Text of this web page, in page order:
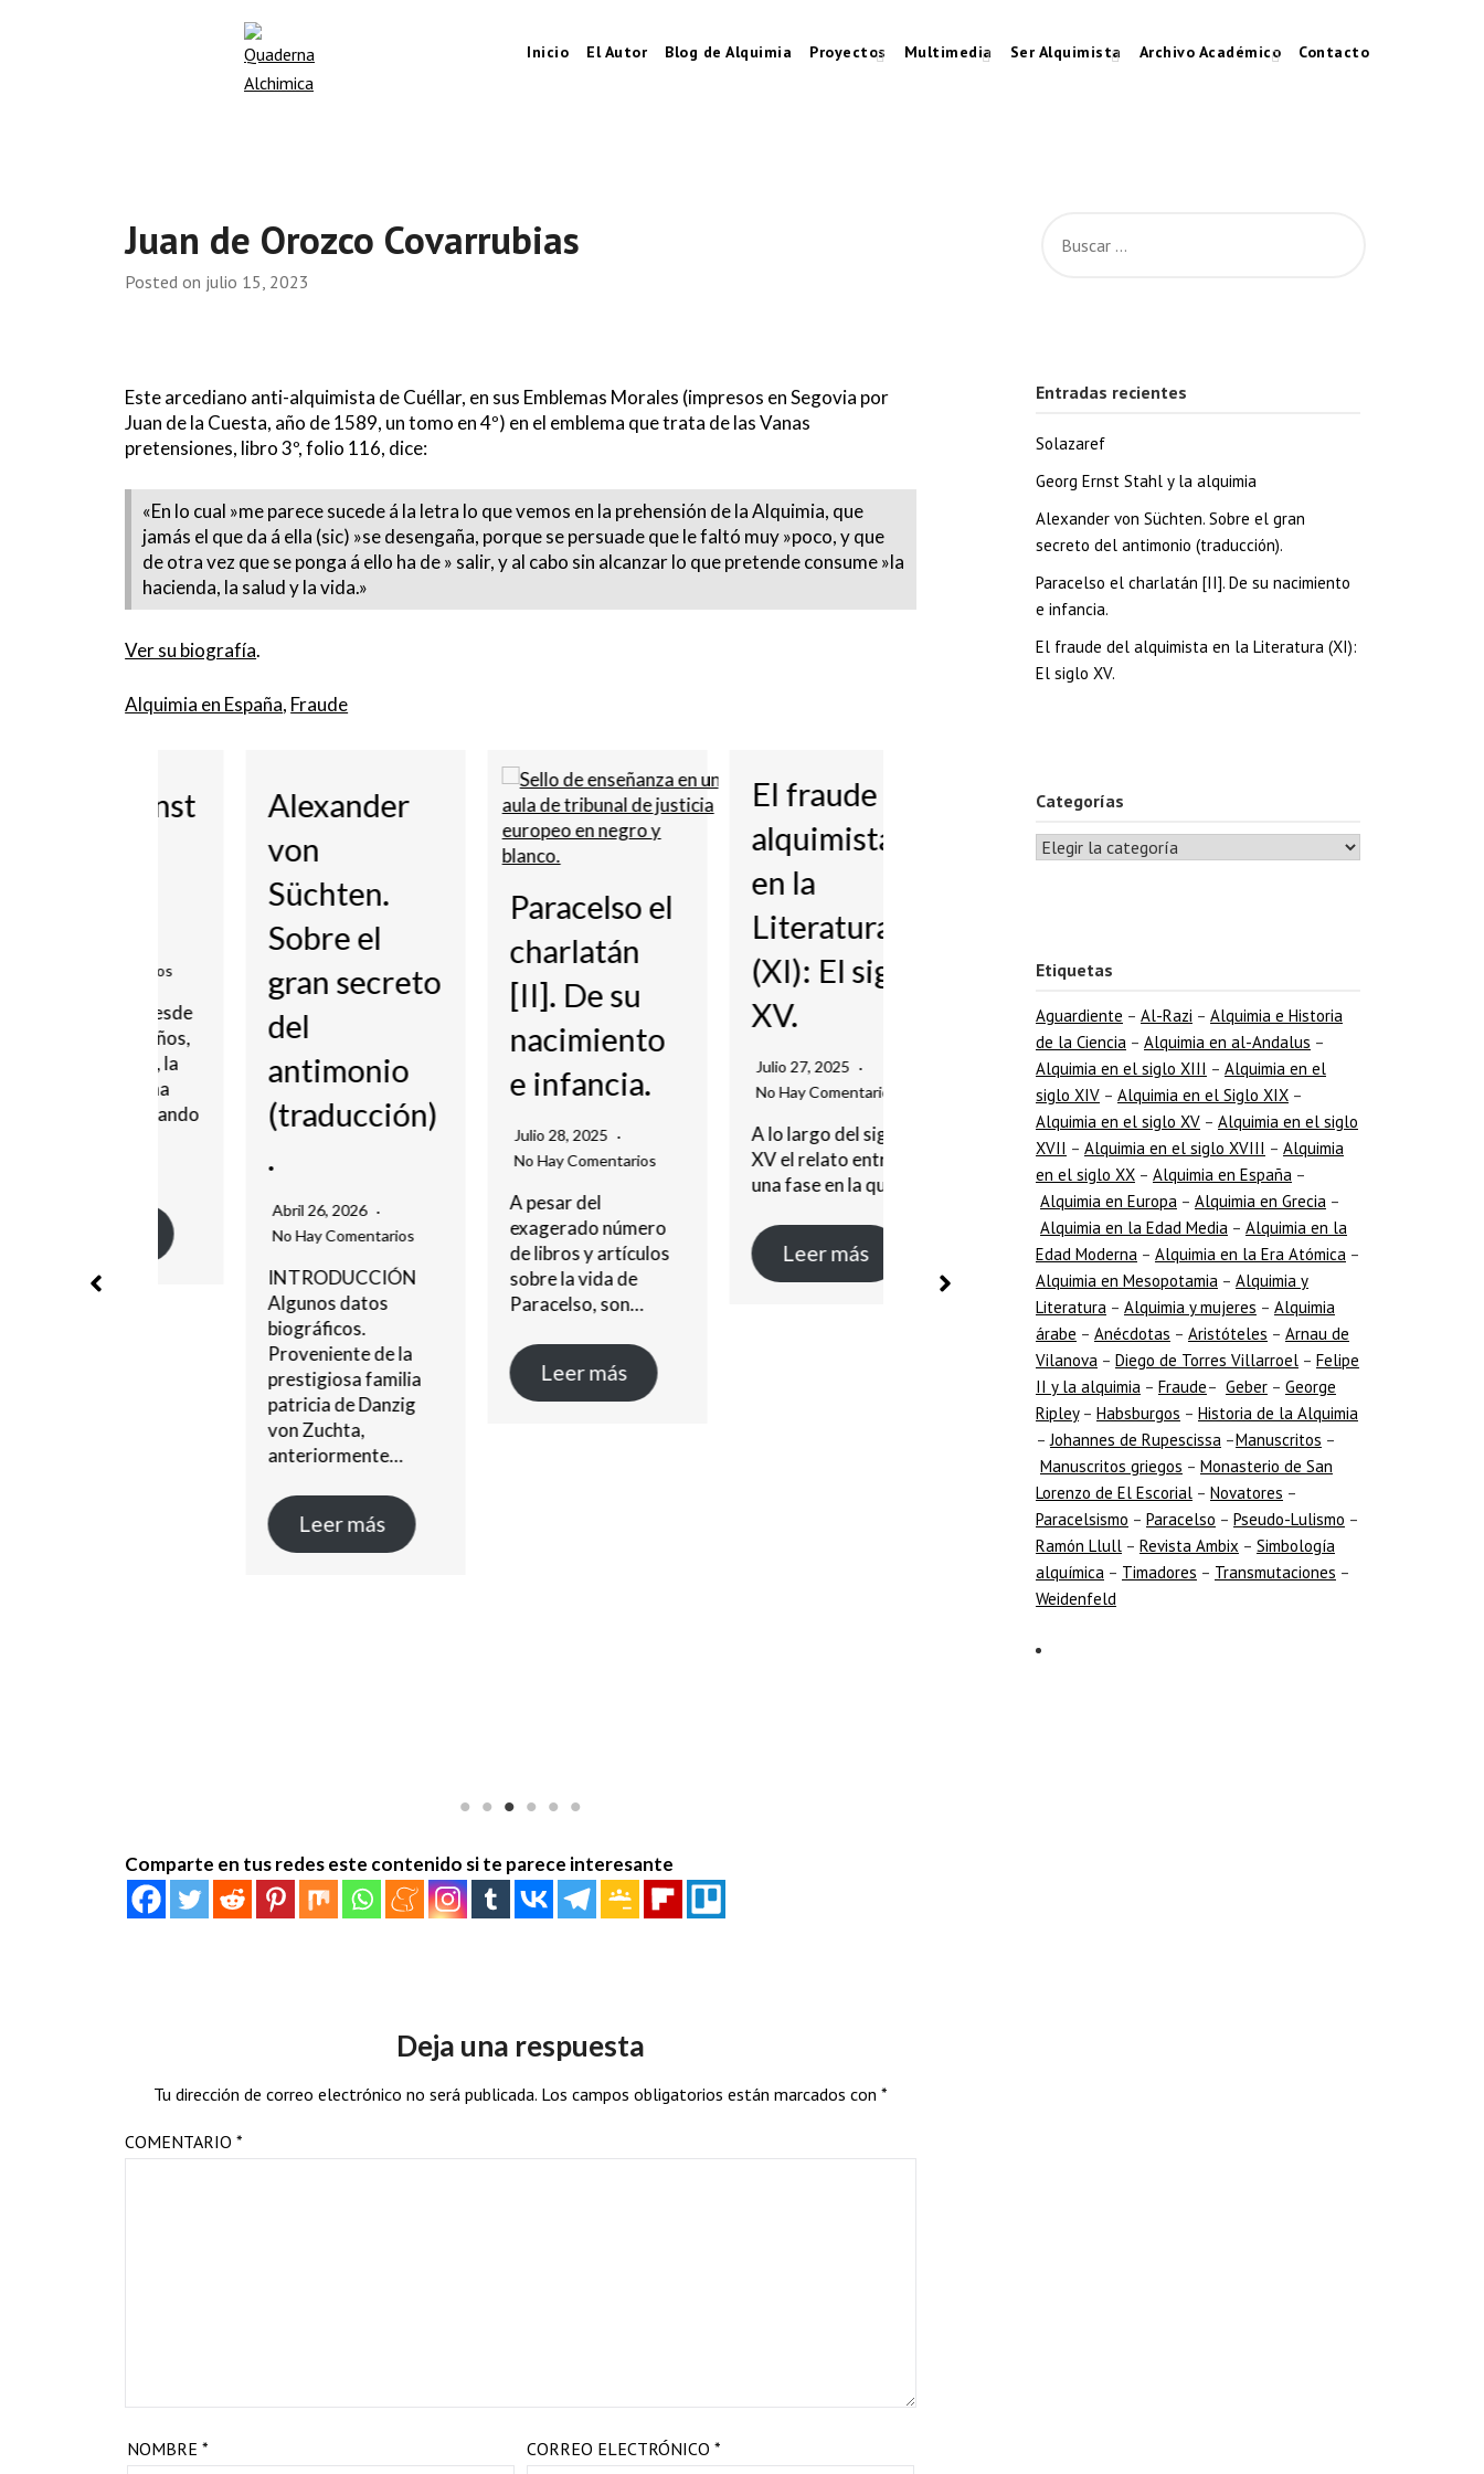
Inicio El Autor Blog de Alquimia Proyectos Multimedia Ser Alquimista Archivo Académico Contacto
Juan de Orozco Covarrubias
Posted on julio 15, 2023
Este arcediano anti-alquimista de Cuéllar, en sus Emblemas Morales (impresos en Segovia por
Juan de la Cuesta, año de 1589, un tomo en 4º) en el emblema que trata de las Vanas
pretensiones, libro 3º, folio 116, dice:
«En lo cual »me parece sucede á la letra lo que vemos en la prehensión de la Alquimia, que
jamás el que da á ella (sic) »se desengaña, porque se persuade que le faltó muy »poco, y que
de otra vez que se ponga á ello ha de » salir, y al cabo sin alcanzar lo que pretende consume »la
hacienda, la salud y la vida.»
Ver su biografía.
Alquimia en España, Fraude
Alexander
Süchten.
Sobre el
gran secreto
del
antimonio
(traducción)
Abril 26, 2026
No Hay Comentarios
INTRODUCCIÓN
Algunos datos
biográficos.
Proveniente de la
prestigiosa familia
patricia de Danzig
von Zuchta,
anteriormente…
Leer más
Paracelso el
charlatán
[II]. De su
nacimiento
e infancia.
Julio 28, 2025
No Hay Comentarios
A pesar del
exagerado número
de libros y artículos
sobre la vida de
Paracelso, son…
Leer más
El fraude del
alquimista
Literatura
(XI): El siglo
Julio 27, 2025
No Hay Comentarios
A lo largo del siglo
XV el relato entra en
una fase en la que…
Leer más
Átomos y
No Hay Comentarios
Ya hemos hablado en
post anteriores
sobre Silas Bent
(1882-1945) y de su
entrevista. Pero…
Junio 19, 2026
comprar….
Leer más
Comparte en tus redes este contenido si te parece interesante
Deja una respuesta
Tu dirección de correo electrónico no será publicada. Los campos obligatorios están marcados con *
COMENTARIO*
NOMBRE * CORREO ELECTRÓNICO *
Entradas recientes
Solazaref
Georg Ernst Stahl y la alquimia
Alexander von Süchten. Sobre el gran
secreto del antimonio (traducción).
Paracelso el charlatán [II]. De su nacimiento
e infancia.
El fraude del alquimista en la Literatura (XI):
El siglo XV.
Categorías
Etiquetas
Aguardiente – Al-Razi – Alquimia e Historia
de la Ciencia– Alquimia en al-Andalus –
Alquimia en el siglo XIII – Alquimia en el
siglo XIV– Alquimia en el Siglo XIX–
Alquimia en el siglo XV– Alquimia en el siglo
XVII – Alquimia en el siglo XVIII – Alquimia
en el siglo XX– Alquimia en España–
Alquimia en Europa– Alquimia en Grecia–
Alquimia en la Edad Media– Alquimia en la
Edad Moderna– Alquimia en la Era Atómica–
Alquimia en Mesopotamia– Alquimia y
Literatura– Alquimia y mujeres – Alquimia
árabe – Anécdotas – Aristóteles – Arnau de
Vilanova– Diego de Torres Villarroel– Felipe
II y la alquimia– Fraude– Geber– George
Ripley– Habsburgos – Historia de la Alquimia
–Johannes de Rupescissa–Manuscritos –
Manuscritos griegos – Monasterio de San
Lorenzo de El Escorial– Novatores –
Paracelsismo – Paracelso – Pseudo-Lulismo –
Ramón Llull– Revista Ambix – Simbología
alquímica– Timadores – Transmutaciones –
Weidenfeld